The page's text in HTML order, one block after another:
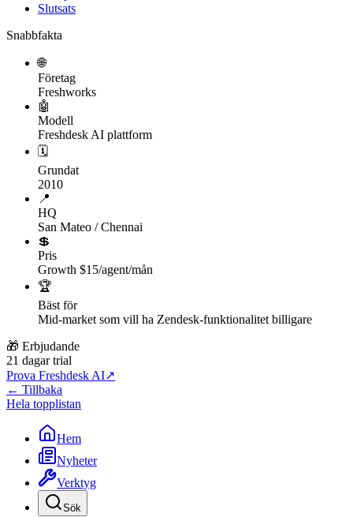
Slutsats
Snabbfakta
🌐
Företag
Freshworks
🤖
Modell
Freshdesk AI plattform
🗓
Grundat
2010
📍
HQ
San Mateo / Chennai
💲
Pris
Growth $15/agent/mån
🏆
Bäst för
Mid-market som vill ha Zendesk-funktionalitet billigare
🎁 Erbjudande
21 dagar trial
Prova Freshdesk AI↗
← Tillbaka
Hela topplistan
Hem
Nyheter
Verktyg
Sök